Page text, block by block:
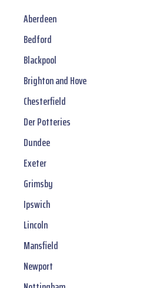
Aberdeen
Bedford
Blackpool
Brighton and Hove
Chesterfield
Der Potteries
Dundee
Exeter
Grimsby
Ipswich
Lincoln
Mansfield
Newport